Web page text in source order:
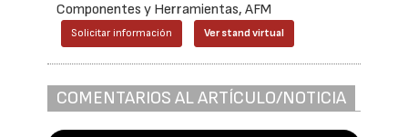
Componentes y Herramientas, AFM
Solicitar información Ver stand virtual
COMENTARIOS AL ARTÍCULO/NOTICIA